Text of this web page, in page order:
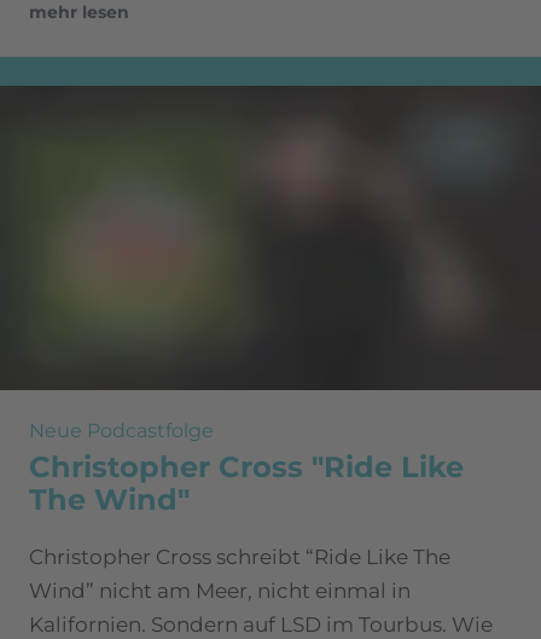
mehr lesen
Neue Podcastfolge
Christopher Cross "Ride Like
The Wind"
Christopher Cross schreibt “Ride Like The
Wind” nicht am Meer, nicht einmal in
Kalifornien. Sondern auf LSD im Tourbus. Wie